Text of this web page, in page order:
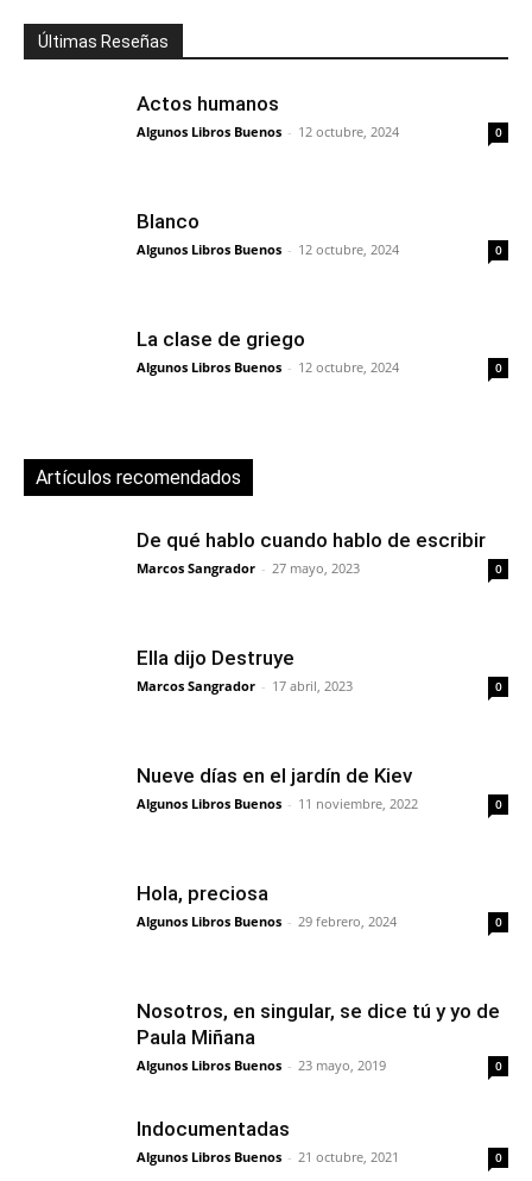
Últimas Reseñas
Actos humanos
Algunos Libros Buenos - 12 octubre, 2024 0
Blanco
Algunos Libros Buenos - 12 octubre, 2024 0
La clase de griego
Algunos Libros Buenos - 12 octubre, 2024 0
Artículos recomendados
De qué hablo cuando hablo de escribir
Marcos Sangrador - 27 mayo, 2023 0
Ella dijo Destruye
Marcos Sangrador - 17 abril, 2023 0
Nueve días en el jardín de Kiev
Algunos Libros Buenos - 11 noviembre, 2022 0
Hola, preciosa
Algunos Libros Buenos - 29 febrero, 2024 0
Nosotros, en singular, se dice tú y yo de
Paula Miñana
Algunos Libros Buenos - 23 mayo, 2019 0
Indocumentadas
Algunos Libros Buenos - 21 octubre, 2021 0